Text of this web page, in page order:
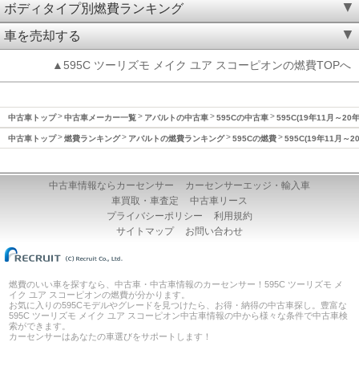
ボディタイプ別燃費ランキング
車を売却する
▲595C ツーリズモ メイク ユア スコーピオンの燃費TOPへ
中古車トップ 中古車メーカー一覧 アバルトの中古車 595Cの中古車 595C(19年11月～20
中古車トップ 燃費ランキング アバルトの燃費ランキング 595Cの燃費 595C(19年11月～
中古車情報ならカーセンサー
カーセンサーエッジ・輸入車
車買取・車査定
中古車リース
プライバシーポリシー
利用規約
サイトマップ
お問い合わせ
燃費のいい車を探すなら、中古車・中古車情報のカーセンサー！595C ツーリズモ メ
イク ユア スコーピオンの燃費が分かります。
お気に入りの595Cモデルやグレードを見つけたら、お得・納得の中古車探し。豊富な
595C ツーリズモ メイク ユア スコーピオン中古車情報の中から様々な条件で中古車検
索ができます。
カーセンサーはあなたの車選びをサポートします！